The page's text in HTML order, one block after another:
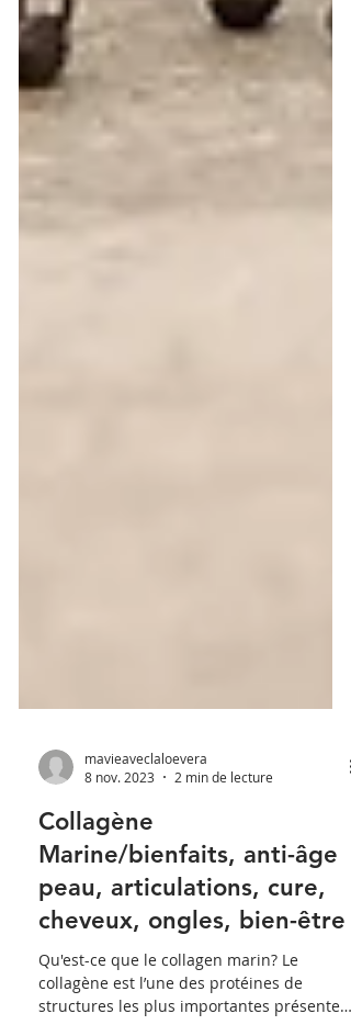
8 nov. 2023
Collagène
Marine/bienfaits, anti-âge
peau, articulations, cure,
cheveux, ongles, bien-être
Qu'est-ce que le collagen marin? Le